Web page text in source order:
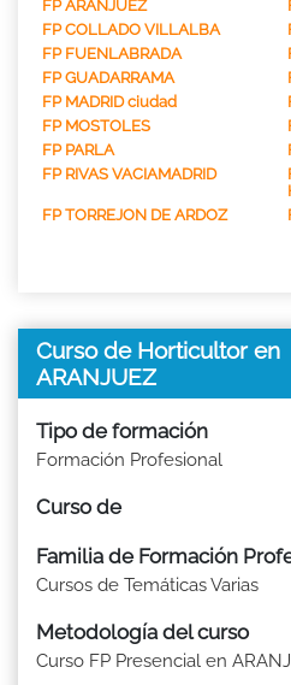
FP ARANJUEZ
FP COLLADO VILLALBA
FP FUENLABRADA
FP GUADARRAMA
FP MADRID ciudad
FP MOSTOLES
FP PARLA
FP RIVAS VACIAMADRID
FP TORREJON DE ARDOZ
Curso de Horticultor en
ARANJUEZ
Tipo de formación
Formación Profesional
Curso de
Familia de Formación
Cursos de Temáticas Varias
Metodología del curso
Curso FP Presencial en